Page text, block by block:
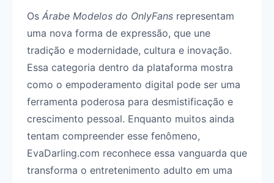
Os Árabe Modelos do OnlyFans representam
uma nova forma de expressão, que une
tradição e modernidade, cultura e inovação.
Essa categoria dentro da plataforma mostra
como o empoderamento digital pode ser uma
ferramenta poderosa para desmistificação e
crescimento pessoal. Enquanto muitos ainda
tentam compreender esse fenômeno,
EvaDarling.com reconhece essa vanguarda que
transforma o entretenimento adulto em uma